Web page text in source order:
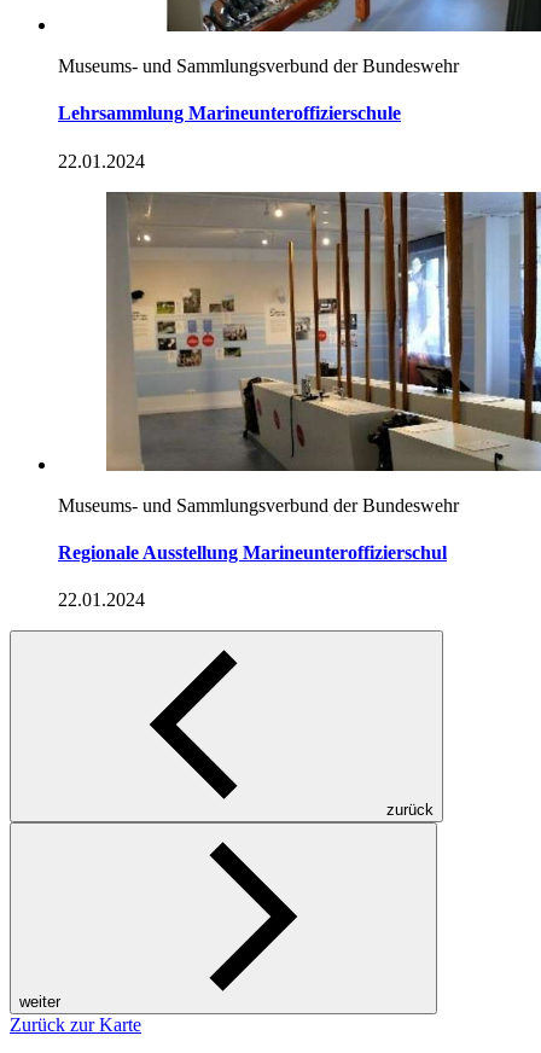
Museums- und Sammlungsverbund der Bundeswehr
Lehrsammlung Marineunteroffizierschule
22.01.2024
Museums- und Sammlungsverbund der Bundeswehr
Regionale Ausstellung Marineunteroffizierschul
22.01.2024
zurück
weiter
Zurück zur Karte